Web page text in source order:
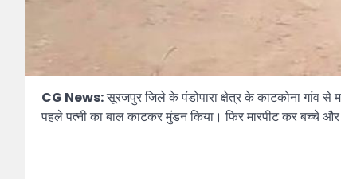
CG News:सूरजपुर जिले के पंडोपारा क्षेत्र के काटकोना गांव से
पहले पत्नी का बाल काटकर मुंडन किया। फिर मारपीट कर बच्चे